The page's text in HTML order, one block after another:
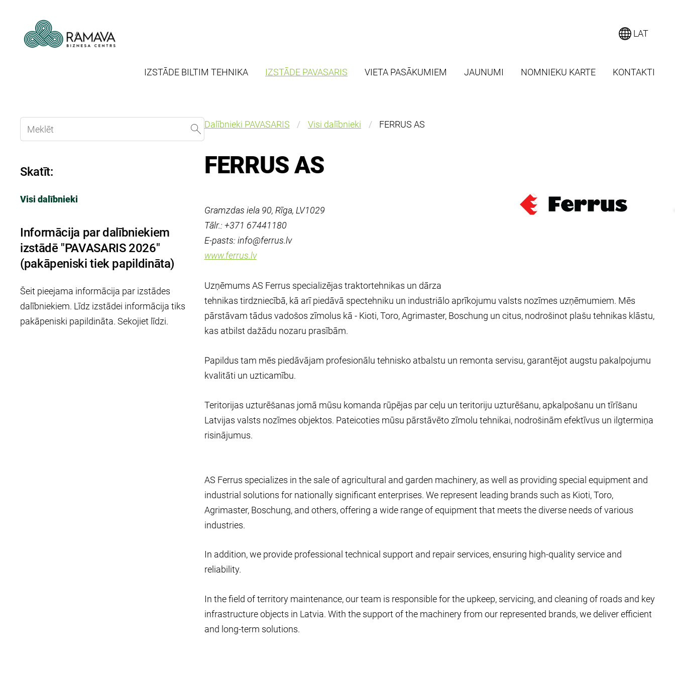
IZSTĀDE BILTIM TEHNIKA IZSTĀDE PAVASARIS VIETA PASĀKUMIEM JAUNUMI NOMNIEKU KARTE KONTAKTI
LAT
Skatīt:
Visi dalībnieki
Informācija par dalībniekiem
izstādē "PAVASARIS 2026"
(pakāpeniski tiek papildināta)
Šeit pieejama informācija par izstādes
dalībniekiem. Līdz izstādei informācija tiks
pakāpeniski papildināta. Sekojiet līdzi.
Dalībnieki PAVASARIS Visi dalībnieki FERRUS AS
FERRUS AS
Gramzdas iela 90, Rīga, LV1029
Tālr.: +371 67441180
E-pasts: info@ferrus.lv
www.ferrus.lv
Uzņēmums AS Ferrus specializējas traktortehnikas un dārza
tehnikas tirdzniecībā, kā arī piedāvā spectehniku un industriālo aprīkojumu valsts nozīmes uzņēmumiem. Mēs
pārstāvam tādus vadošos zīmolus kā - Kioti, Toro, Agrimaster, Boschung un citus, nodrošinot plašu tehnikas klāstu,
kas atbilst dažādu nozaru prasībām.
Papildus tam mēs piedāvājam profesionālu tehnisko atbalstu un remonta servisu, garantējot augstu pakalpojumu
kvalitāti un uzticamību.
Teritorijas uzturēšanas jomā mūsu komanda rūpējas par ceļu un teritoriju uzturēšanu, apkalpošanu un tīrīšanu
Latvijas valsts nozīmes objektos. Pateicoties mūsu pārstāvēto zīmolu tehnikai, nodrošinām efektīvus un ilgtermiņa
risinājumus.
AS Ferrus specializes in the sale of agricultural and garden machinery, as well as providing special equipment and
industrial solutions for nationally significant enterprises. We represent leading brands such as Kioti, Toro,
Agrimaster, Boschung, and others, offering a wide range of equipment that meets the diverse needs of various
industries.
In addition, we provide professional technical support and repair services, ensuring high-quality service and
reliability.
In the field of territory maintenance, our team is responsible for the upkeep, servicing, and cleaning of roads and key
infrastructure objects in Latvia. With the support of the machinery from our represented brands, we deliver efficient
and long-term solutions.